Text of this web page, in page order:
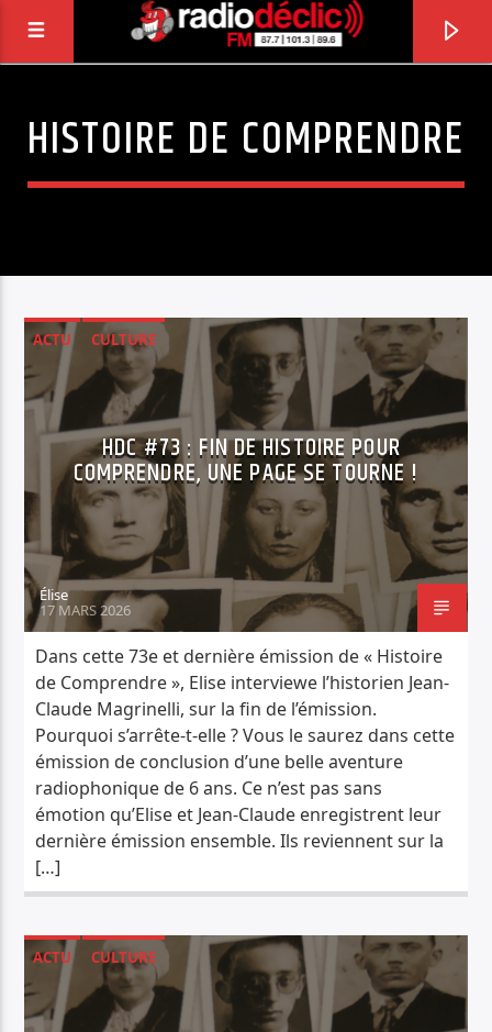
RADIO DÉCLIC
VOTRE RADIO ASSOCIATIVE EN TERRES DE
PISTE ACTUELLE
JUNGLE FEVER
TOUT LE ROCK UNDERGROUND PRÉSENTÉ PAR SYNED TONETTA
Radio Déclic
HISTOIRE DE COMPRENDRE
ACTU
CULTURE
HISTOIRE DE COMPRENDRE
HDC #73 : FIN DE HISTOIRE POUR
COMPRENDRE, UNE PAGE SE TOURNE !
Élise
17 MARS 2026
Dans cette 73e et dernière émission de « Histoire
de Comprendre », Elise interviewe l’historien Jean-
Claude Magrinelli, sur la fin de l’émission.
Pourquoi s’arrête-t-elle ? Vous le saurez dans cette
émission de conclusion d’une belle aventure
radiophonique de 6 ans. Ce n’est pas sans
émotion qu’Elise et Jean-Claude enregistrent leur
dernière émission ensemble. Ils reviennent sur la
[…]
ACTU
CULTURE
HISTOIRE DE COMPRENDRE